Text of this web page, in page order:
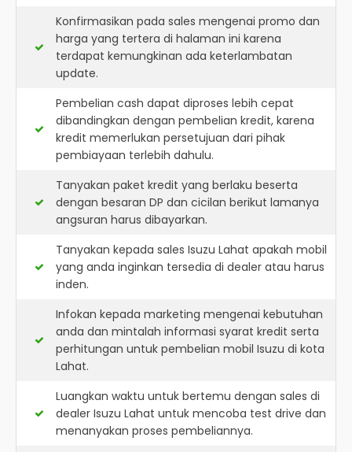
Konfirmasikan pada sales mengenai promo dan
harga yang tertera di halaman ini karena
terdapat kemungkinan ada keterlambatan
update.
Pembelian cash dapat diproses lebih cepat
dibandingkan dengan pembelian kredit, karena
kredit memerlukan persetujuan dari pihak
pembiayaan terlebih dahulu.
Tanyakan paket kredit yang berlaku beserta
dengan besaran DP dan cicilan berikut lamanya
angsuran harus dibayarkan.
Tanyakan kepada sales Isuzu Lahat apakah mobil
yang anda inginkan tersedia di dealer atau harus
inden.
Infokan kepada marketing mengenai kebutuhan
anda dan mintalah informasi syarat kredit serta
perhitungan untuk pembelian mobil Isuzu di kota
Lahat.
Luangkan waktu untuk bertemu dengan sales di
dealer Isuzu Lahat untuk mencoba test drive dan
menanyakan proses pembeliannya.